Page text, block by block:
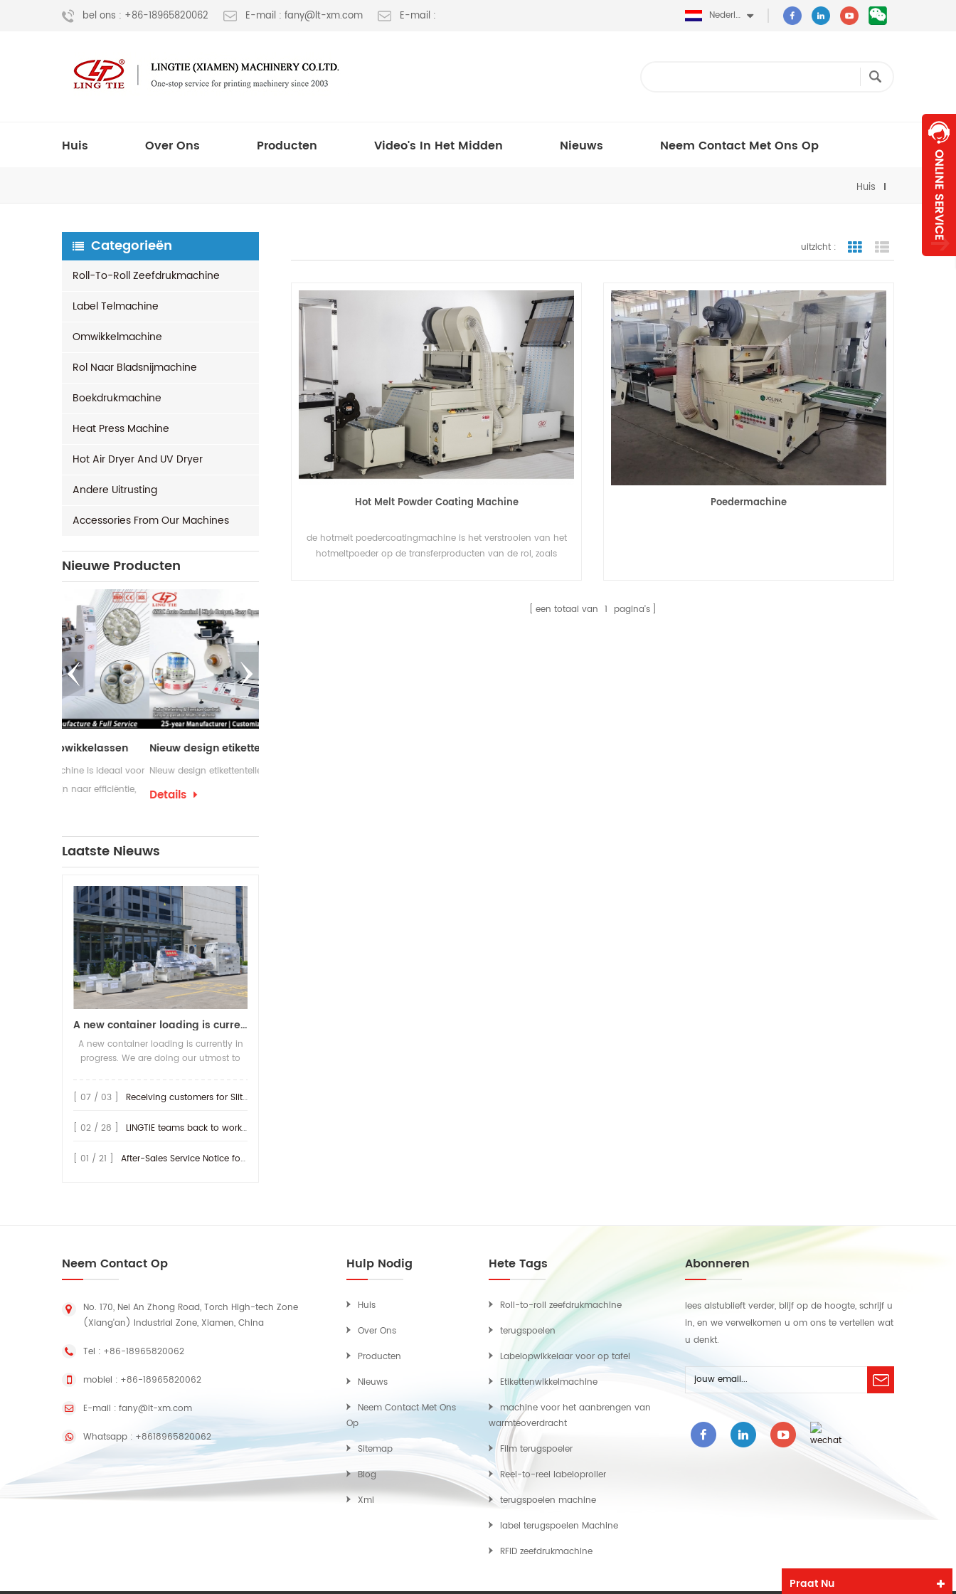
bel ons : +86-18965820062 E-mail : fany@lt-xm.com E-mail : Nederlands
Huis Over Ons Producten Video's In Het Midden Nieuws Neem Contact Met Ons Op
Huis
Categorieën
Roll-To-Roll Zeefdrukmachine
Label Telmachine
Omwikkelmachine
Rol Naar Bladsnijmachine
Boekdrukmachine
Heat Press Machine
Hot Air Dryer And UV Dryer
Andere Uitrusting
Accessories From Our Machines
Nieuwe Producten
is ideaal voor
Nieuw design etikettenteller met webgids
Nieuw design etikettenteller met webgids
Details
Laatste Nieuws
A new container loading is currently in progress.
A new container loading is currently in
progress. We are doing our utmost to
earliest possible time.
[ 07 / 03 ] Receiving customers for Slitting machine with differential Slip Shaft
[ 02 / 28 ] LINGTIE teams back to work at Feb.25th.
[ 01 / 21 ] After-Sales Service Notice for Turkey Region
uitzicht : rasterweergave
lijstweergave
Hot Melt Powder Coating Machine
de hotmelt poedercoatingmachine is het verstrooien van het
hotmeltpoeder op de transferproducten van de rol, zoals
Poedermachine
een totaal van 1 pagina's
Neem Contact Op
No. 170, Nei An Zhong Road, Torch High-tech Zone
(Xiang'an) Industrial Zone, Xiamen, China
Tel : +86-18965820062
mobiel : +86-18965820062
E-mail : fany@lt-xm.com
Whatsapp : +8618965820062
Hulp Nodig
Huis
Over Ons
Producten
Nieuws
Neem Contact Met Ons
Op
Sitemap
Blog
Xml
Hete Tags
Roll-to-roll zeefdrukmachine
terugspoelen
Labelopwikkelaar voor op tafel
Etikettenwikkelmachine
machine voor het aanbrengen van
warmteoverdracht
Film terugspoeler
Reel-to-reel labeloproller
terugspoelen machine
label terugspoelen Machine
RFID zeefdrukmachine
Abonneren
lees alstublieft verder, blijf op de hoogte, schrijf u
in, en we verwelkomen u om ons te vertellen wat
u denkt.
Praat Nu